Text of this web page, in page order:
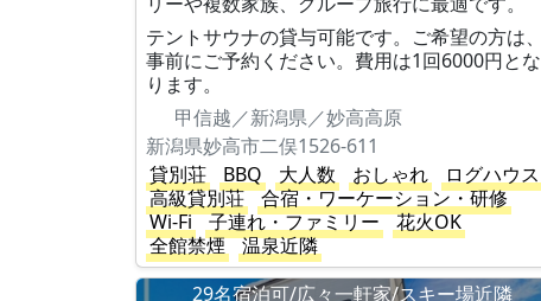
テントサウナの貸与可能です。ご希望の方は、
事前にご予約ください。費用は1回6000円とな
ります。
甲信越／新潟県／妙高高原
新潟県妙高市二俣1526-611
貸別荘
BBQ 大人数 おしゃれ
ログハウス
高級貸別荘
合宿・ワーケーション・研修
Wi-Fi
子連れ・ファミリー
花火OK
全館禁煙
温泉近隣
29名宿泊可/広々一軒家/スキー場近隣